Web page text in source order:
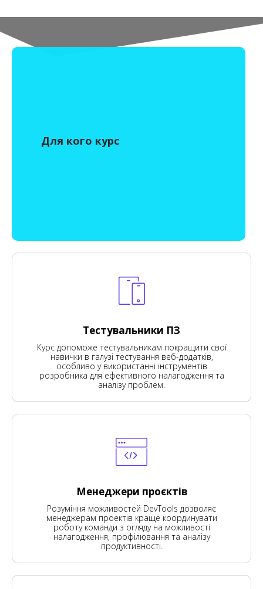
Для кого курс
Тестувальники ПЗ
Курс допоможе тестувальникам покращити свої
навички в галузі тестування веб-додатків,
особливо у використанні інструментів
розробника для ефективного налагодження та
аналізу проблем.
Менеджери проєктів
Розуміння можливостей DevTools дозволяє
менеджерам проектів краще координувати
роботу команди з огляду на можливості
налагодження, профілювання та аналізу
продуктивності.